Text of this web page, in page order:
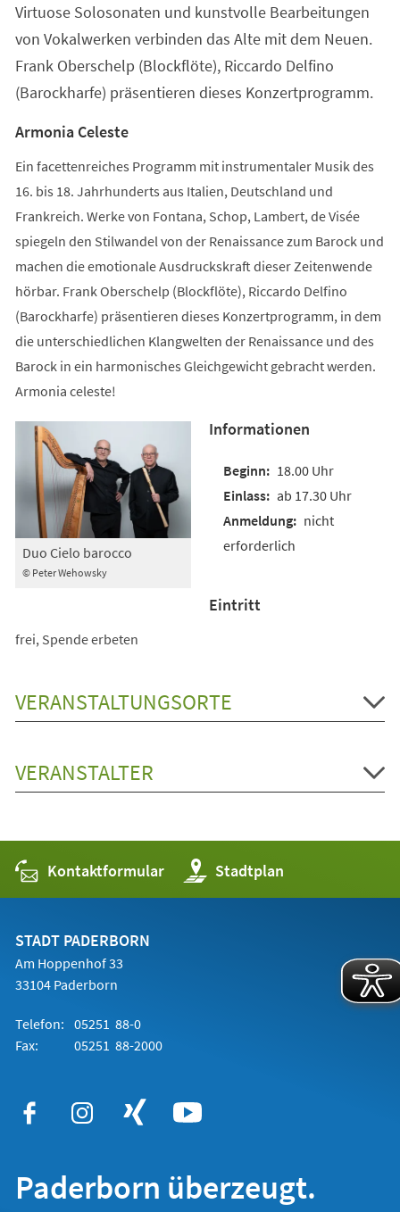
Virtuose Solosonaten und kunstvolle Bearbeitungen
von Vokalwerken verbinden das Alte mit dem Neuen.
Frank Oberschelp (Blockflöte), Riccardo Delfino
(Barockharfe) präsentieren dieses Konzertprogramm.
Armonia Celeste
Ein facettenreiches Programm mit instrumentaler Musik des
16. bis 18. Jahrhunderts aus Italien, Deutschland und
Frankreich. Werke von Fontana, Schop, Lambert, de Visée
spiegeln den Stilwandel von der Renaissance zum Barock und
machen die emotionale Ausdruckskraft dieser Zeitenwende
hörbar. Frank Oberschelp (Blockflöte), Riccardo Delfino
(Barockharfe) präsentieren dieses Konzertprogramm, in dem
die unterschiedlichen Klangwelten der Renaissance und des
Barock in ein harmonisches Gleichgewicht gebracht werden.
Armonia celeste!
© Peter Wehowsky
Duo Cielo barocco
Informationen
18.00 Uhr
ab 17.30 Uhr
nicht
erforderlich
Eintritt
frei, Spende erbeten
VERANSTALTUNGSORTE
VERANSTALTER
Kontaktformular Stadtplan
(Öffnet
in
einem
STADT PADERBORN
Am Hoppenhof 33
33104 Paderborn
Telefon: 05251 88-0
Fax:
05251 88-2000
Paderborn überzeugt.